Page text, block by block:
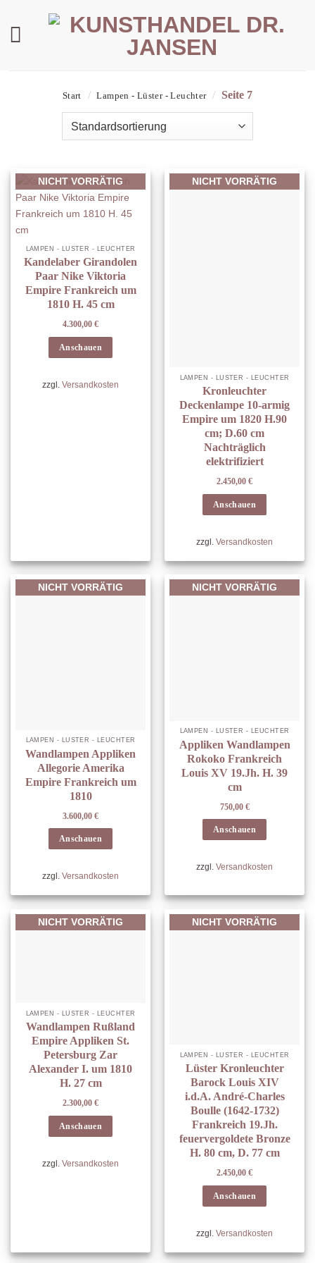
springen
Start / Lampen - Lüster - Leuchter / Seite 7
NICHT VORRÄTIG
LAMPEN - LÜSTER - LEUCHTER
Kandelaber Girandolen
Paar Nike Viktoria
Empire Frankreich um
1810 H. 45 cm
4.300,00 €
Anschauen
zzgl. Versandkosten
NICHT VORRÄTIG
LAMPEN - LÜSTER - LEUCHTER
Kronleuchter
Deckenlampe 10-armig
Empire um 1820 H.90
cm; D.60 cm
Nachträglich
elektrifiziert
2.450,00 €
Anschauen
zzgl. Versandkosten
NICHT VORRÄTIG
LAMPEN - LÜSTER - LEUCHTER
Wandlampen Appliken
Allegorie Amerika
Empire Frankreich um
1810
3.600,00 €
Anschauen
zzgl. Versandkosten
NICHT VORRÄTIG
LAMPEN - LÜSTER - LEUCHTER
Appliken Wandlampen
Rokoko Frankreich
Louis XV 19.Jh. H. 39
cm
750,00 €
Anschauen
zzgl. Versandkosten
NICHT VORRÄTIG
LAMPEN - LÜSTER - LEUCHTER
Wandlampen Rußland
Empire Appliken St.
Petersburg Zar
Alexander I. um 1810
H. 27 cm
2.300,00 €
Anschauen
zzgl. Versandkosten
NICHT VORRÄTIG
LAMPEN - LÜSTER - LEUCHTER
Lüster Kronleuchter
Barock Louis XIV
i.d.A. André-Charles
Boulle (1642-1732)
Frankreich 19.Jh.
feuervergoldete Bronze
H. 80 cm, D. 77 cm
2.450,00 €
Anschauen
zzgl. Versandkosten